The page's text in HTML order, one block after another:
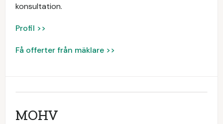
konsultation.
Profil >>
Få offerter från mäklare >>
MOHV